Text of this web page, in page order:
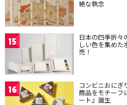
絶な執念
15 日本の四季折々
しい色を集めた
売！
16 コンビニおにぎ
商品をモチーフ
ート』誕生